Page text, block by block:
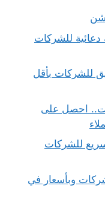
للشركات
للشركات بأقل
احصل على
للشركات
وبأسعار في